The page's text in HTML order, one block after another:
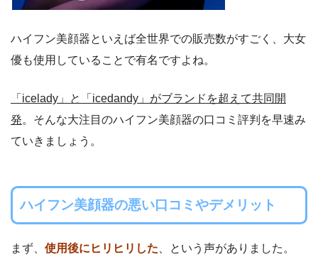
ハイフン美顔器といえば全世界での販売数がすごく、大女
優も使用していることで有名ですよね。
「icelady」と「icedandy」がブランドを超えて共同開
発。そんな大注目のハイフン美顔器の口コミ評判を早速み
ていきましょう。
ハイフン美顔器の悪い口コミやデメリット
まず、 使用後にヒリヒリした 、という声がありました。